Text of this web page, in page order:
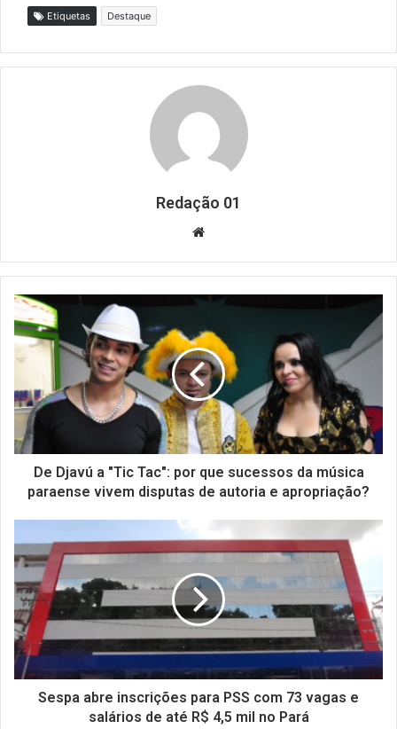
Etiquetas Destaque
Redação 01
Website
De Djavú a "Tic Tac": por que sucessos da música
paraense vivem disputas de autoria e apropriação?
Sespa abre inscrições para PSS com 73 vagas e
salários de até R$ 4,5 mil no Pará